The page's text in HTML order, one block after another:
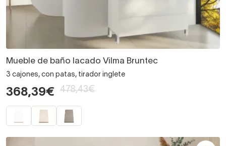
Mueble de baño lacado Vilma Bruntec
3 cajones, con patas, tirador inglete
368,39€ 478,43€